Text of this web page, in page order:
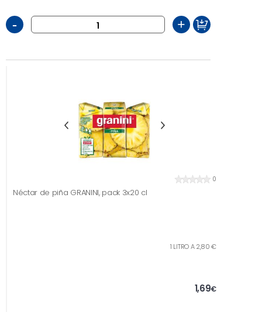
- +
0
Néctar de piña GRANINI, pack 3x20 cl
1 LITRO A 2,80 €
1,69€